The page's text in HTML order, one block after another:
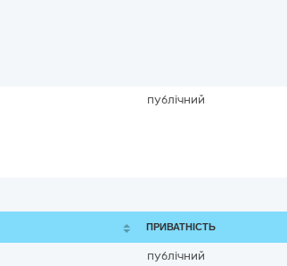
публічний
ПРИВАТНІСТЬ
публічний